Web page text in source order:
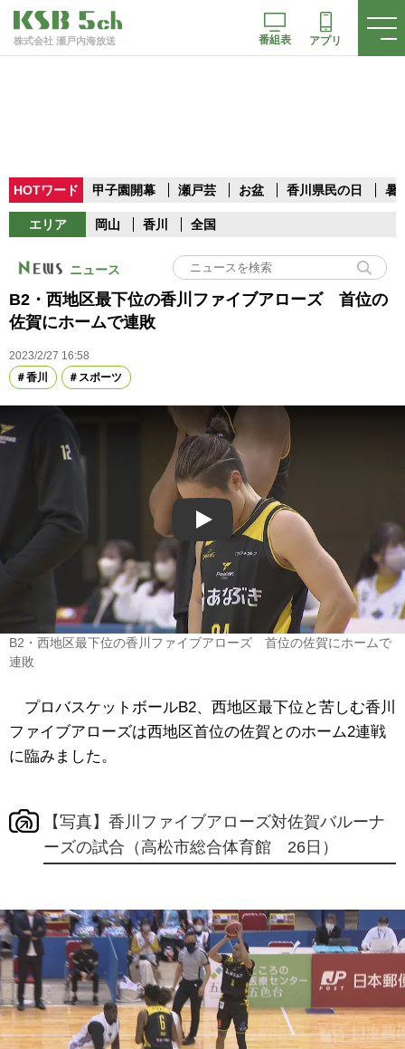
株式会社 瀬戸内海放送 番組表 アプリ
HOTワード 甲子園開幕 瀬戸芸 お盆 香川県民の日 暑
エリア 岡山 香川 全国
ニュース
B2・西地区最下位の香川ファイブアローズ 首位の
佐賀にホームで連敗
2023/2/27 16:58
香川
スポーツ
Play
B2・西地区最下位の香川ファイブアローズ 首位の佐賀にホームで
連敗
プロバスケットボールB2、西地区最下位と苦しむ香川
ファイブアローズは西地区首位の佐賀とのホーム2連戦
に臨みました。
【写真】香川ファイブアローズ対佐賀バルーナ
ーズの試合（高松市総合体育館 26日）